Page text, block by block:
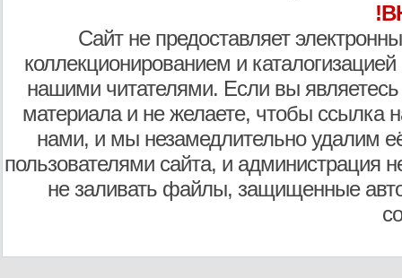
Сайт не предоставляет
коллекционированием и
нашими читателями. Если вы являетесь
материала и не желаете, чтобы ссылка
нами, и мы незамедлительно удалим
пользователями сайта, и администрация
не заливать файлы, защищенные